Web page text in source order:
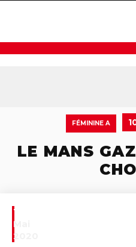
FÉMININE A
LE MANS
10
Mai
2020